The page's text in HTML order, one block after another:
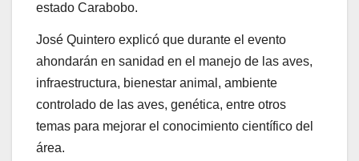
estado Carabobo.
José Quintero explicó que durante el evento
ahondarán en sanidad en el manejo de las aves,
infraestructura, bienestar animal, ambiente
controlado de las aves, genética, entre otros
temas para mejorar el conocimiento científico del
área.